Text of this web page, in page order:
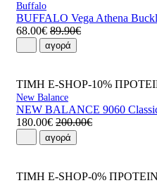
Buffalo
BUFFALO Vega Athena
68.00€ 89.90€
αγορά
ΤΙΜΗ E-SHOP-10%
New Balance
NEW BALANCE 9060
180.00€ 200.00€
αγορά
ΤΙΜΗ E-SHOP-0%